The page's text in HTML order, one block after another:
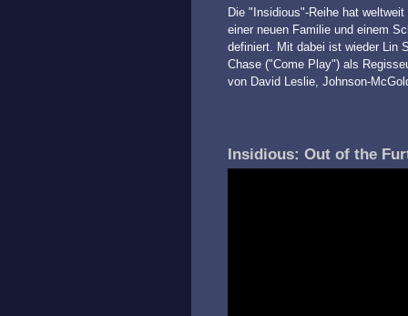
Die "Insidious"-Reihe hat
einer neuen Familie und einem
definiert. Mit dabei ist wieder Lin
Chase ("Come Play") als
von David Leslie, Johnson-
Insidious: Out of the